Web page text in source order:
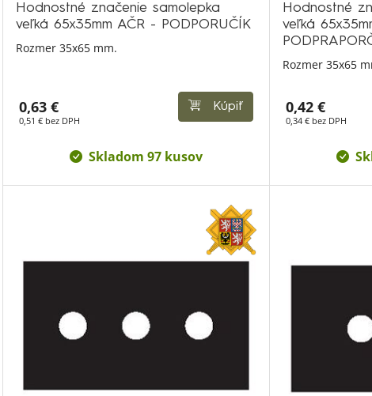
Hodnostné značenie samolepka
veľká 65x35mm AČR - PODPORUČÍK
Rozmer 35x65 mm.
0,63 €
0,51 € bez DPH
Kúpiť
Skladom 97 kusov
Hodnostné
veľká
Rozmer 35x65
0,42 €
0,34 € bez DPH